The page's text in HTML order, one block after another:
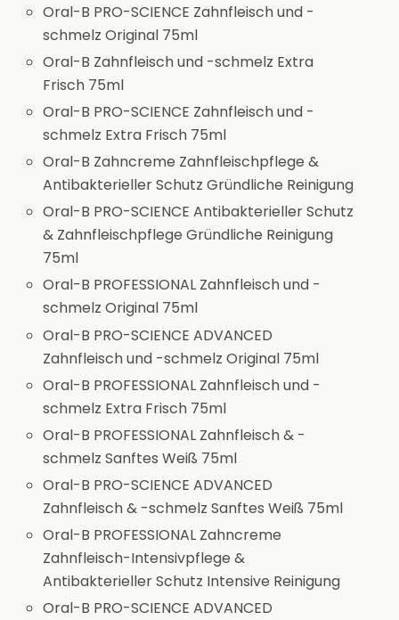
Oral-B PRO-SCIENCE Zahnfleisch und -
schmelz Original 75ml
Oral-B Zahnfleisch und -schmelz Extra
Frisch 75ml
Oral-B PRO-SCIENCE Zahnfleisch und -
schmelz Extra Frisch 75ml
Oral-B Zahncreme Zahnfleischpflege &
Antibakterieller Schutz Gründliche Reinigung
Oral-B PRO-SCIENCE Antibakterieller Schutz
& Zahnfleischpflege Gründliche Reinigung
75ml
Oral-B PROFESSIONAL Zahnfleisch und -
schmelz Original 75ml
Oral-B PRO-SCIENCE ADVANCED
Zahnfleisch und -schmelz Original 75ml
Oral-B PROFESSIONAL Zahnfleisch und -
schmelz Extra Frisch 75ml
Oral-B PROFESSIONAL Zahnfleisch & -
schmelz Sanftes Weiß 75ml
Oral-B PRO-SCIENCE ADVANCED
Zahnfleisch & -schmelz Sanftes Weiß 75ml
Oral-B PROFESSIONAL Zahncreme
Zahnfleisch-Intensivpflege &
Antibakterieller Schutz Intensive Reinigung
Oral-B PRO-SCIENCE ADVANCED